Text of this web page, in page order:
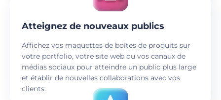
Atteignez de nouveaux publics
Affichez vos maquettes de boîtes de produits sur
votre portfolio, votre site web ou vos canaux de
médias sociaux pour atteindre un public plus large
et établir de nouvelles collaborations avec vos
clients.